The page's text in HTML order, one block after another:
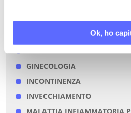
Ok, ho
DOLORE CRONICO
GINECOLOGIA
INCONTINENZA
INVECCHIAMENTO